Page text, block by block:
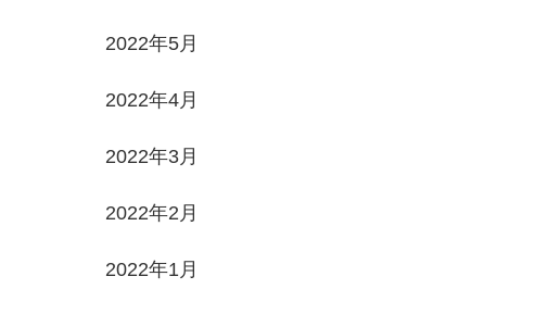
2022年5月
2022年4月
2022年3月
2022年2月
2022年1月